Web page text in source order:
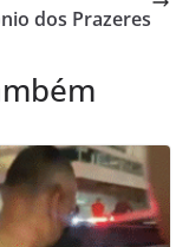
dos Prazeres